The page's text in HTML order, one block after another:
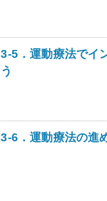
3-5．運動療法でイ
う
3-6．運動療法の進